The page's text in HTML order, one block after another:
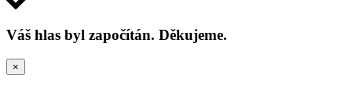
Váš hlas byl započítán. Děkujeme.
×